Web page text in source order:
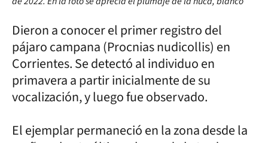
Dieron a conocer el primer registro del
pájaro campana (Procnias nudicollis) en
Corrientes. Se detectó al individuo en
primavera a partir inicialmente de su
vocalización, y luego fue observado.
El ejemplar permaneció en la zona desde la